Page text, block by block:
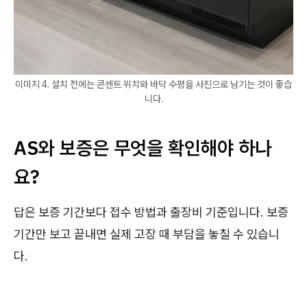
이미지 4. 설치 전에는 콘센트 위치와 바닥 수평을 사진으로 남기는 것이 좋습
니다.
AS와 보증은 무엇을 확인해야 하나
요?
답은 보증 기간보다 접수 방법과 출장비 기준입니다. 보증
기간만 보고 끝내면 실제 고장 때 부담을 놓칠 수 있습니
다.